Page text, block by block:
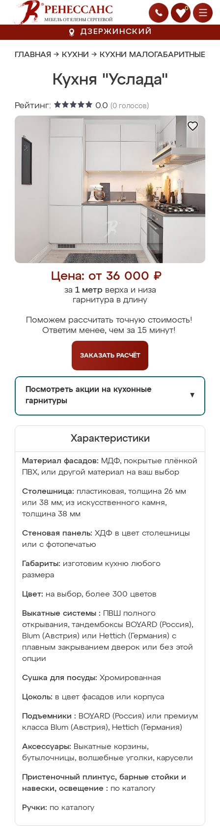
0
ДЗЕРЖИНСКИЙ
ГЛАВНАЯ → КУХНИ → КУХНИ МАЛОГАБАРИТНЫЕ
Кухня "Услада"
Рейтинг: 0.0 (0 голосов)
Цена: от 36 000 ₽
за 1 метрверха и низа
гарнитура в длину
Поможем рассчитать точную стоимость!
Ответим менее, чем за 15 минут!
ЗАКАЗАТЬ РАСЧЁТ
Посмотреть акции на кухонные
гарнитуры
▼
Характеристики
Материал фасадов: МДФ, покрытые плёнкой
ПВХ, или другой материал на ваш выбор
Столешница: пластиковая, толщина 26 мм
или 38 мм; из искусственного камня,
толщина 38 мм
Стеновая панель: ХДФ в цвет столешницы
или с фотопечатью
Габариты: изготовим кухню любого
размера
Цвет: на выбор, более 300 цветов
Выкатные системы :
ПВШ полного
открывания, тандембоксы BOYARD (Россия),
Blum (Австрия) или Hettich (Германия) с
плавным закрыванием дверок или без этой
опции
Сушка для посуды: Хромированная
Цоколь: в цвет фасадов или корпуса
Подъемники : BOYARD (Россия) или премиум
класса Blum (Австрия), Hettich (Германия)
Аксессуары: Выкатные корзины,
бутылочницы, волшебные уголки, карусели
Пристеночный плинтус, барные стойки и
навески, освещение : по каталогу
Ручки: по каталогу